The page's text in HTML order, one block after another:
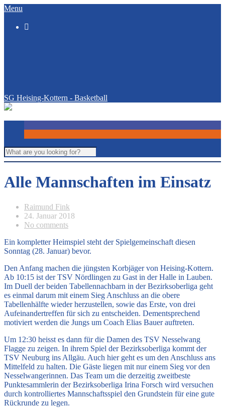
Menu

SG Heising-Kottern - Basketball
Alle Mannschaften im Einsatz
Raimund Fink
24. Januar 2018
No comments
Ein kompletter Heimspiel steht der Spielgemeinschaft diesen
Sonntag (28. Januar) bevor.
Den Anfang machen die jüngsten Korbjäger von Heising-Kottern.
Ab 10:15 ist der TSV Nördlingen zu Gast in der Halle in Lauben.
Im Duell der beiden Tabellennachbarn in der Bezirksoberliga geht
es einmal darum mit einem Sieg Anschluss an die obere
Tabellenhälfte wieder herzustellen, sowie das Erste, von drei
Aufeinandertreffen für sich zu entscheiden. Dementsprechend
motiviert werden die Jungs um Coach Elias Bauer auftreten.
Um 12:30 heisst es dann für die Damen des TSV Nesselwang
Flagge zu zeigen. In ihrem Spiel der Bezirksoberliga kommt der
TSV Neuburg ins Allgäu. Auch hier geht es um den Anschluss ans
Mittelfeld zu halten. Die Gäste liegen mit nur einem Sieg vor den
Nesselwangerinnen. Das Team um die derzeitig zweitbeste
Punktesammlerin der Bezirksoberliga Irina Forsch wird versuchen
durch kontrolliertes Mannschaftsspiel den Grundstein für eine gute
Rückrunde zu legen.